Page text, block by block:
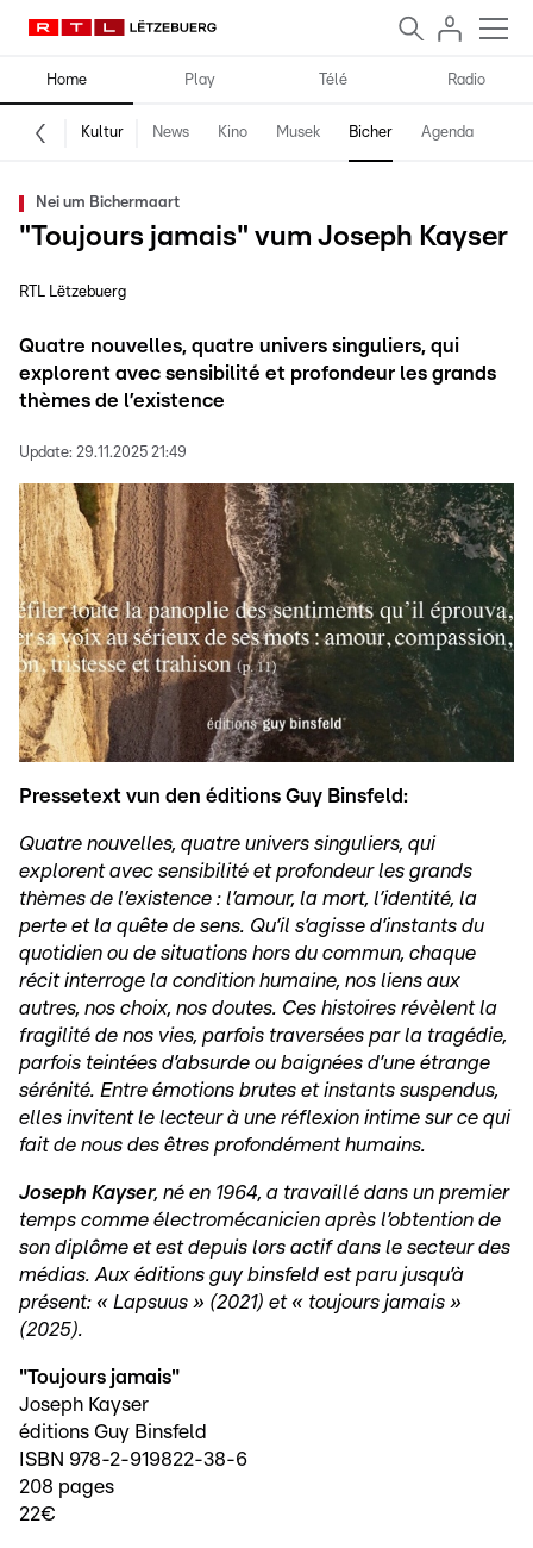
Home Play Télé Radio
Kultur News Kino Musek Bicher Agenda
Nei um Bichermaart
"Toujours jamais" vum Joseph Kayser
RTL Lëtzebuerg
Quatre nouvelles, quatre univers singuliers, qui
explorent avec sensibilité et profondeur les grands
thèmes de l’existence
Update: 29.11.2025 21:49
Pressetext vun den éditions Guy Binsfeld:
Quatre nouvelles, quatre univers singuliers, qui
explorent avec sensibilité et profondeur les grands
thèmes de l’existence : l’amour, la mort, l’identité, la
perte et la quête de sens. Qu’il s’agisse d’instants du
quotidien ou de situations hors du commun, chaque
récit interroge la condition humaine, nos liens aux
autres, nos choix, nos doutes. Ces histoires révèlent la
fragilité de nos vies, parfois traversées par la tragédie,
parfois teintées d’absurde ou baignées d’une étrange
sérénité. Entre émotions brutes et instants suspendus,
elles invitent le lecteur à une réflexion intime sur ce qui
fait de nous des êtres profondément humains.
Joseph Kayser, né en 1964, a travaillé dans un premier
temps comme électromécanicien après l’obtention de
son diplôme et est depuis lors actif dans le secteur des
médias. Aux éditions guy binsfeld est paru jusqu’à
présent: « Lapsuus » (2021) et « toujours jamais »
(2025).
"Toujours jamais"
Joseph Kayser
éditions Guy Binsfeld
ISBN 978-2-919822-38-6
208 pages
22€